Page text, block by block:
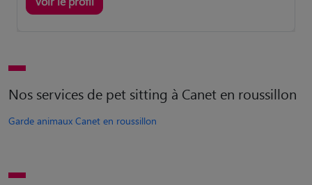
Nos services de pet sitting à Canet en roussillon
Garde animaux Canet en roussillon